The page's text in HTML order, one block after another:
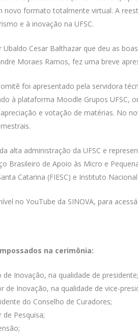
formato totalmente virtual. A
e à inovação na UFSC.
Cesar Balthazar que deu as
Moraes Ramos, fez uma breve
foi apresentado pela servidora
à plataforma Moodle Grupos
e votação de matérias. No
alta administração da UFSC e
Brasileiro de Apoio às Micro e
Catarina (FIESC) e Instituto
no YouTube da SINOVA, para
na cerimônia:
de Inovação, na qualidade de presidente;
de Inovação, na qualidade de vice-
do Conselho de Curadores;
Pesquisa;